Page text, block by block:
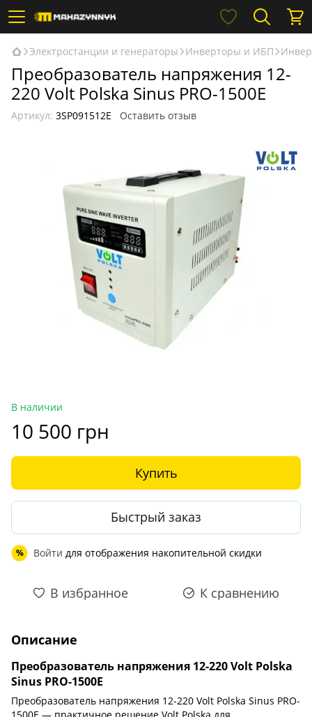
Электростанции и генераторы Инверторы и ИБП
Преобразователь напряжения 12-
220 Volt Polska Sinus PRO-1500E
Артикул: 3SP091512E Оставить отзыв
В наличии
10 500 грн
Купить
Быстрый заказ
% Войти для отображения накопительной скидки
В избранное К сравнению
Описание
Преобразователь напряжения 12-220 Volt Polska
Sinus PRO-1500E
Преобразователь напряжения 12-220 Volt Polska Sinus PRO-
1500E — практичное решение Volt Polska для